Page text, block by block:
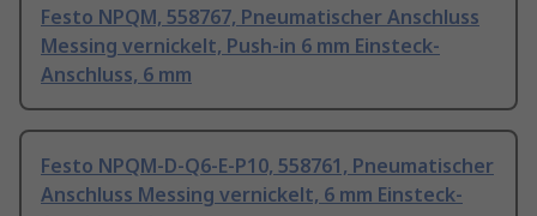
Festo NPQM, 558767, Pneumatischer Anschluss
Messing vernickelt, Push-in 6 mm Einsteck-
Anschluss, 6 mm
Festo NPQM-D-Q6-E-P10, 558761, Pneumatischer
Anschluss Messing vernickelt, 6 mm Einsteck-